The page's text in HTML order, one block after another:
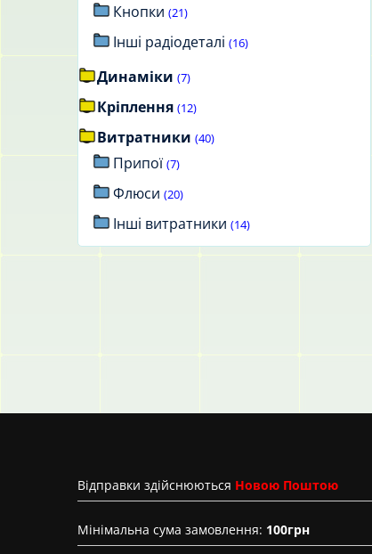
Кнопки (21)
Інші радіодеталі (16)
Динаміки (7)
Кріплення (12)
Витратники (40)
Припої (7)
Флюси (20)
Інші витратники (14)
Вiдправки здійснюються Новою Поштою
Мінімальна сума замовлення: 100грн